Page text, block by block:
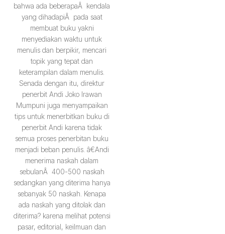
bahwa ada beberapaÂ kendala
yang dihadapiÂ pada saat
membuat buku yakni
menyediakan waktu untuk
menulis dan berpikir, mencari
topik yang tepat dan
keterampilan dalam menulis.
Senada dengan itu, direktur
penerbit Andi Joko Irawan
Mumpuni juga menyampaikan
tips untuk menerbitkan buku di
penerbit Andi karena tidak
semua proses penerbitan buku
menjadi beban penulis. â€Andi
menerima naskah dalam
sebulanÂ 400-500 naskah
sedangkan yang diterima hanya
sebanyak 50 naskah. Kenapa
ada naskah yang ditolak dan
diterima? karena melihat potensi
pasar, editorial, keilmuan dan